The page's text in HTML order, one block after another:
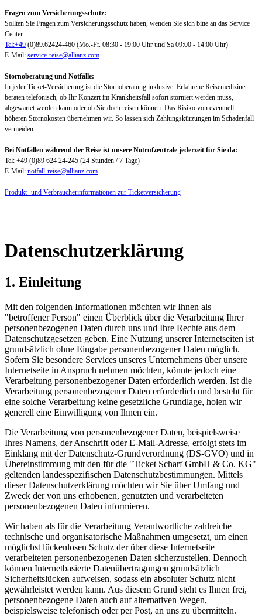
Fragen zum Versicherungsschutz:
Sollten Sie Fragen zum Versicherungsschutz haben, wenden Sie sich bitte an das Service
Center:
Tel:+49 (0)89.62424-460 (Mo.-Fr. 08:30 - 19:00 Uhr und Sa 09:00 - 14:00 Uhr)
E-Mail: service-reise@allianz.com
Stornoberatung und Notfälle:
In jeder Ticket-Versicherung ist die Stornoberatung inklusive. Erfahrene Reisemediziner
beraten telefonisch, ob Ihr Konzert im Krankheitsfall sofort storniert werden muss,
abgewartet werden kann oder ob Sie doch reisen können. Das Risiko von eventuell
höheren Stornokosten übernehmen wir. So lassen sich Zahlungskürzungen im Schadenfall
vermeiden.
Bei Notfällen während der Reise ist unsere Notrufzentrale jederzeit für Sie da:
Tel: +49 (0)89 624 24-245 (24 Stunden / 7 Tage)
E-Mail: notfall-reise@allianz.com
Produkt- und Verbraucherinformationen zur Ticketversicherung
Datenschutzerklärung
1. Einleitung
Mit den folgenden Informationen möchten wir Ihnen als
"betroffener Person" einen Überblick über die Verarbeitung Ihrer
personenbezogenen Daten durch uns und Ihre Rechte aus dem
Datenschutzgesetzen geben. Eine Nutzung unserer Internetseiten ist
grundsätzlich ohne Eingabe personenbezogener Daten möglich.
Sofern Sie besondere Services unseres Unternehmens über unsere
Internetseite in Anspruch nehmen möchten, könnte jedoch eine
Verarbeitung personenbezogener Daten erforderlich werden. Ist die
Verarbeitung personenbezogener Daten erforderlich und besteht für
eine solche Verarbeitung keine gesetzliche Grundlage, holen wir
generell eine Einwilligung von Ihnen ein.
Die Verarbeitung von personenbezogener Daten, beispielsweise
Ihres Namens, der Anschrift oder E-Mail-Adresse, erfolgt stets im
Einklang mit der Datenschutz-Grundverordnung (DS-GVO) und in
Übereinstimmung mit den für die "Ticket Scharf GmbH & Co. KG"
geltenden landesspezifischen Datenschutzbestimmungen. Mittels
dieser Datenschutzerklärung möchten wir Sie über Umfang und
Zweck der von uns erhobenen, genutzten und verarbeiteten
personenbezogenen Daten informieren.
Wir haben als für die Verarbeitung Verantwortliche zahlreiche
technische und organisatorische Maßnahmen umgesetzt, um einen
möglichst lückenlosen Schutz der über diese Internetseite
verarbeiteten personenbezogenen Daten sicherzustellen. Dennoch
können Internetbasierte Datenübertragungen grundsätzlich
Sicherheitslücken aufweisen, sodass ein absoluter Schutz nicht
gewährleistet werden kann. Aus diesem Grund steht es Ihnen frei,
personenbezogene Daten auch auf alternativen Wegen,
beispielsweise telefonisch oder per Post, an uns zu übermitteln.